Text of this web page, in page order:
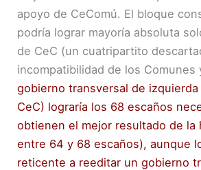
apoyo de CeComú. El bloque
podría lograr mayoría absoluta
de CeC (un cuatripartito
incompatibilidad de los Comunes
gobierno transversal de izquierda
CeC) lograría los 68 escaños
obtienen el mejor resultado de la
entre 64 y 68 escaños), aunque
reticente a reeditar un gobierno